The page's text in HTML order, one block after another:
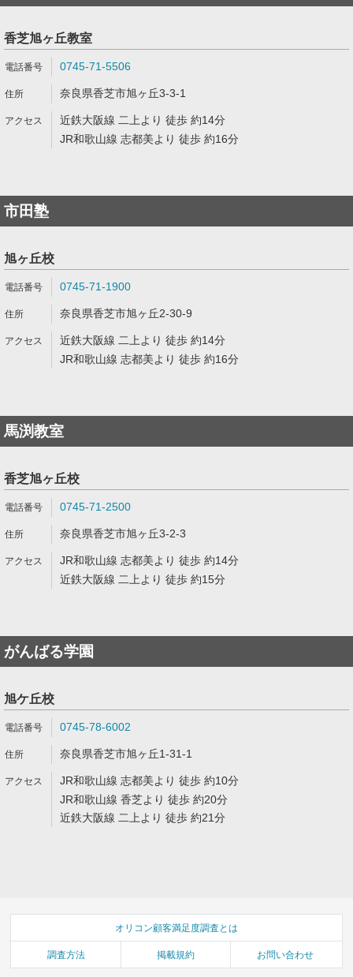
香芝旭ヶ丘教室
0745-71-5506
奈良県香芝市旭ヶ丘3-3-1
近鉄大阪線 二上より 徒歩 約14分
JR和歌山線 志都美より 徒歩 約16分
市田塾
旭ヶ丘校
0745-71-1900
奈良県香芝市旭ヶ丘2-30-9
近鉄大阪線 二上より 徒歩 約14分
JR和歌山線 志都美より 徒歩 約16分
馬渕教室
香芝旭ヶ丘校
0745-71-2500
奈良県香芝市旭ヶ丘3-2-3
JR和歌山線 志都美より 徒歩 約14分
近鉄大阪線 二上より 徒歩 約15分
がんばる学園
旭ケ丘校
0745-78-6002
奈良県香芝市旭ヶ丘1-31-1
JR和歌山線 志都美より 徒歩 約10分
JR和歌山線 香芝より 徒歩 約20分
近鉄大阪線 二上より 徒歩 約21分
オリコン顧客満足度調査とは
調査方法 掲載規約 お問い合わせ